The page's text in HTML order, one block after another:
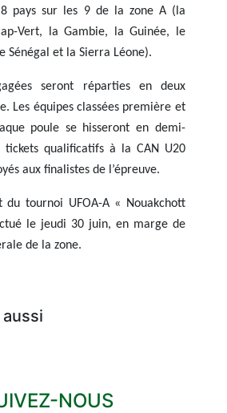
pays sur les 9 de la zone A (la
Vert, la Gambie, la Guinée, le
Sénégal et la Sierra Léone).
seront réparties en deux
Les équipes classées première et
poule se hisseront en demi-
tickets qualificatifs à la CAN U20
aux finalistes de l’épreuve.
du tournoi UFOA-A « Nouakchott
le jeudi 30 juin, en marge de
de la zone.
NOUS